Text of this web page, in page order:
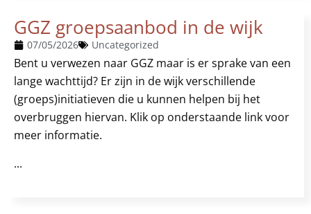
GGZ groepsaanbod in de wijk
07/05/2026 Uncategorized
Bent u verwezen naar GGZ maar is er sprake van een
lange wachttijd? Er zijn in de wijk verschillende
(groeps)initiatieven die u kunnen helpen bij het
overbruggen hiervan. Klik op onderstaande link voor
meer informatie.
...